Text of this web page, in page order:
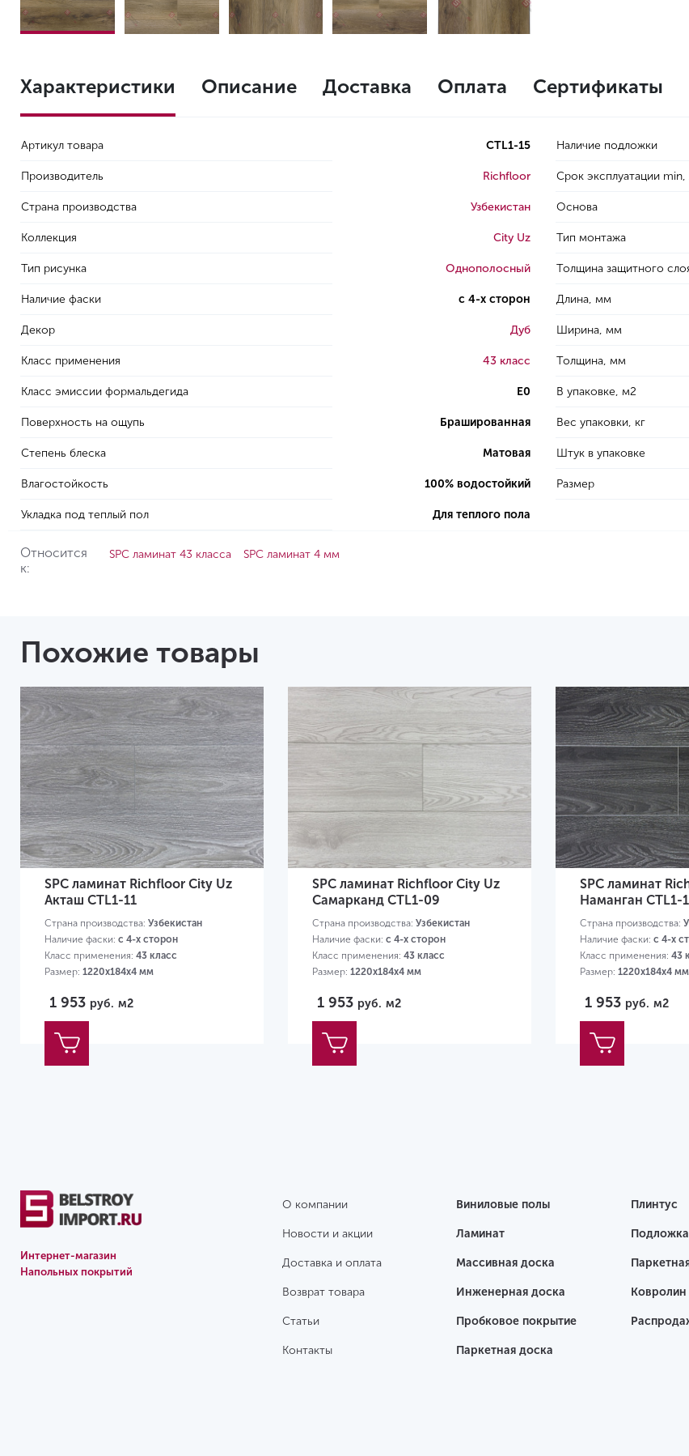
Характеристики Описание Доставка Оплата Сертификаты
Артикул товара CTL1-15
Производитель Richfloor
Страна производства Узбекистан
Коллекция City Uz
Тип рисунка Однополосный
Наличие фаски с 4-х сторон
Декор Дуб
Класс применения 43 класс
Класс эмиссии формальдегида E0
Поверхность на ощупь Брашированная
Степень блеска Матовая
Влагостойкость 100% водостойкий
Укладка под теплый пол Для теплого пола
Наличие подложки
Срок эксплуатации min,
Основа
Тип монтажа
Толщина защитного
Длина, мм
Ширина, мм
Толщина, мм
В упаковке, м2
Вес упаковки, кг
Штук в упаковке
Размер
Относится
к:
SPC ламинат 43 класса SPC ламинат 4 мм
Похожие товары
SPC ламинат Richfloor City Uz
Акташ CTL1-11
Страна производства: Узбекистан
Наличие фаски: с 4-х сторон
Класс применения: 43 класс
Размер: 1220х184х4 мм
1 953 руб. м2
SPC ламинат Richfloor City Uz
Самарканд CTL1-09
Страна производства: Узбекистан
Наличие фаски: с 4-х сторон
Класс применения: 43 класс
Размер: 1220х184х4 мм
1 953 руб. м2
SPC ламинат
Наманган CTL1-
Страна производства:
Наличие фаски: с 4-х
Класс применения: 43
Размер: 1220х184х4 мм
1 953 руб. м2
Интернет-магазин
Напольных покрытий
О компании
Новости и акции
Доставка и оплата
Возврат товара
Статьи
Контакты
Виниловые полы
Ламинат
Массивная доска
Инженерная доска
Пробковое покрытие
Паркетная доска
Плинтус
Подложка
Ковролин